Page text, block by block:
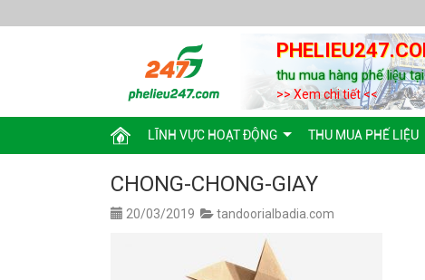
thu mua hàng phế liệu
>> Xem chi tiết <<
LĨNH VỰC HOẠT ĐỘNG THU MUA PHẾ LIỆU
CHONG-CHONG-GIAY
20/03/2019 tandoorialbadia.com